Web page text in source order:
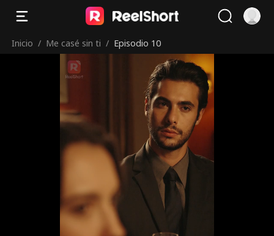
Inicio / Me casé sin ti / Episodio 10